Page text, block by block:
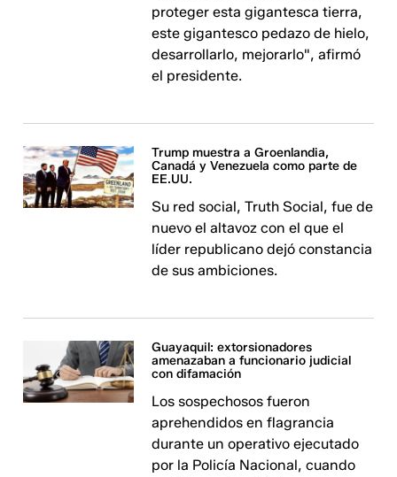
proteger esta gigantesca tierra,
este gigantesco pedazo de hielo,
desarrollarlo, mejorarlo", afirmó
el presidente.
Trump muestra a Groenlandia,
Canadá y Venezuela como parte de
EE.UU.
Su red social, Truth Social, fue de
nuevo el altavoz con el que el
líder republicano dejó constancia
de sus ambiciones.
Guayaquil: extorsionadores
amenazaban a funcionario judicial
con difamación
Los sospechosos fueron
aprehendidos en flagrancia
durante un operativo ejecutado
por la Policía Nacional, cuando